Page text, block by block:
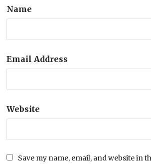
Name
Email Address
Website
Save my name, email, and website in